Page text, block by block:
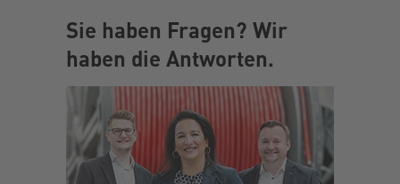
Sie haben Fragen? Wir
haben die Antworten.